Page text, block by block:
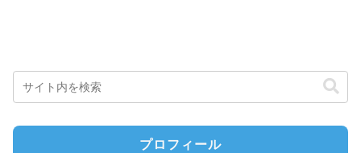
プロフィール